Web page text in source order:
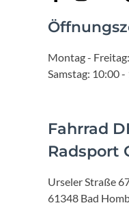
Montag -
Samstag: 10:00
Fahrrad
Radsport
Urseler Straße
61348 Bad